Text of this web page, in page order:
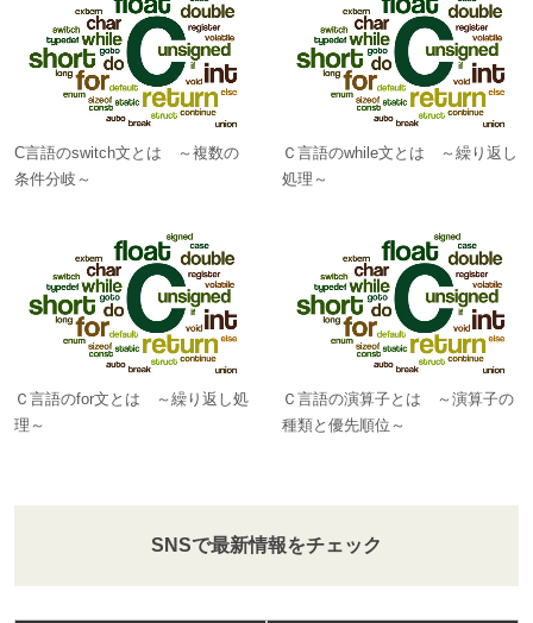
C言語のswitch文とは ～複数の
条件分岐～
Ｃ言語のwhile文とは ～繰り返し
処理～
Ｃ言語のfor文とは ～繰り返し処
理～
Ｃ言語の演算子とは ～演算子の
種類と優先順位～
SNSで最新情報をチェック